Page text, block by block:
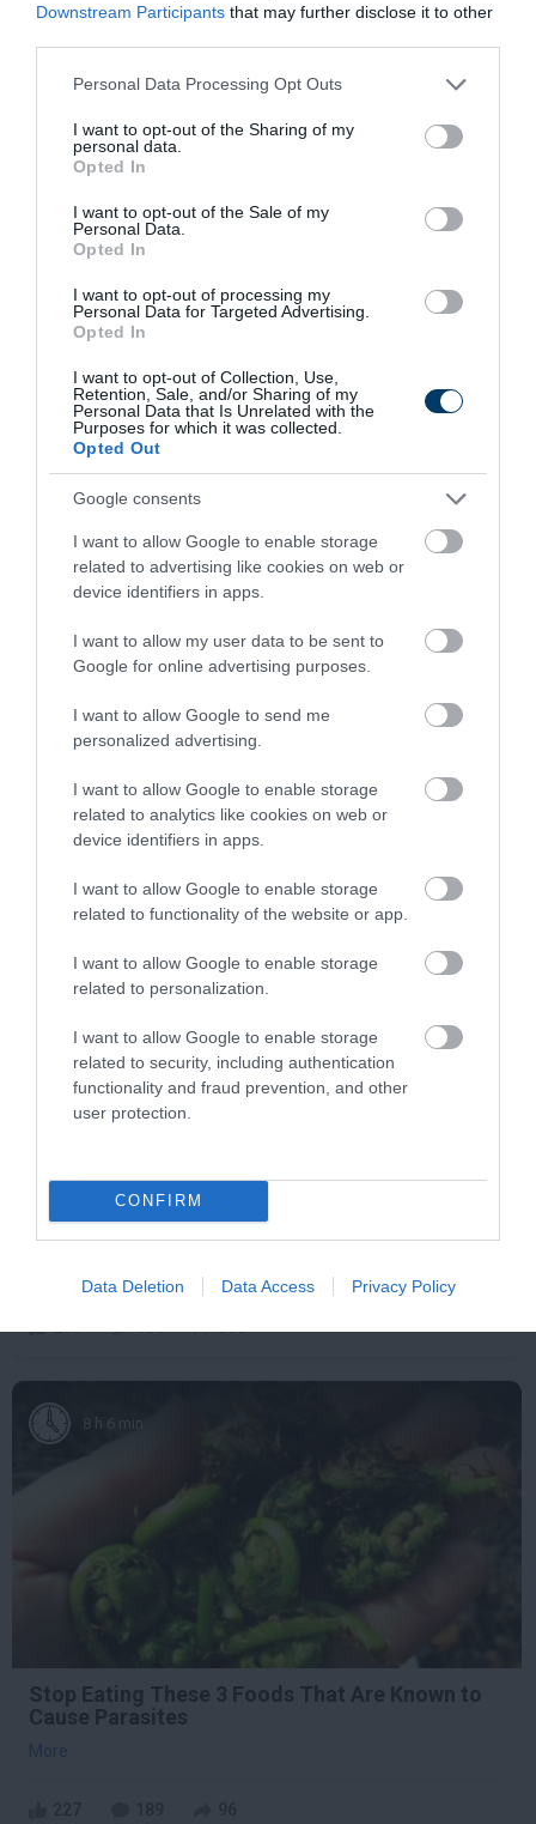
Downstream Participants that may further disclose it to other
Please note that this website/app uses one or more Google
not limited to your visit or usage behaviour. You may click to
grant or deny consent to Google and its third-party tags to
use your data for below specified purposes in below Google
consent section.
Personal Data Processing Opt Outs
I want to opt-out of the Sharing of my
personal data.
Opted In
I want to opt-out of the Sale of my
Personal Data.
Opted In
I want to opt-out of processing my
Personal Data for Targeted Advertising.
Opted In
I want to opt-out of Collection, Use,
Retention, Sale, and/or Sharing of my
Personal Data that Is Unrelated with the
Purposes for which it was collected.
Opted Out
Google consents
I want to allow Google to enable storage
related to advertising like cookies on web or
device identifiers in apps.
I want to allow my user data to be sent to
Google for online advertising purposes.
I want to allow Google to send me
personalized advertising.
I want to allow Google to enable storage
related to analytics like cookies on web or
device identifiers in apps.
I want to allow Google to enable storage
related to functionality of the website or app.
I want to allow Google to enable storage
related to personalization.
I want to allow Google to enable storage
related to security, including authentication
functionality and fraud prevention, and other
user protection.
CONFIRM
Data Deletion Data Access Privacy Policy
5 Hidden Signs You Have Worms Inside Your
2 h 9 min
This Simple Trick Removes All Parasites From
Your Body!
310 197 225
Fungus Dries Up And Falls Off After The First
8 h 6 min
Stop Eating These 3 Foods That Are Known to
Cause Parasites
More